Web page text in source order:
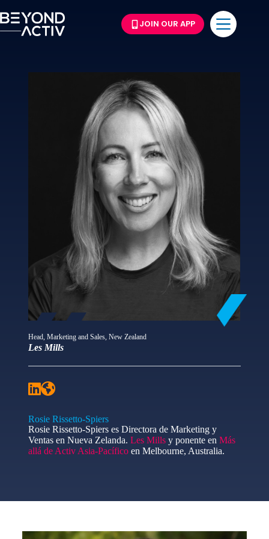
JOIN OUR APP
Head, Marketing and Sales, New Zealand
Les Mills
Rosie Rissetto-Spiers
Rosie Rissetto-Spiers es Directora de Marketing y
Ventas en Nueva Zelanda. Les Millsy ponente en Más
allá de Activ Asia-Pacíficoen Melbourne, Australia.